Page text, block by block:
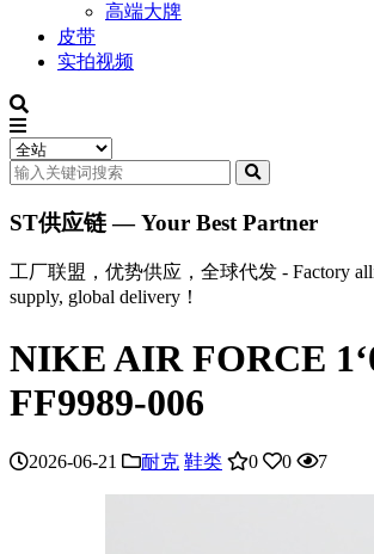
高端大牌
皮带
实拍视频
ST供应链 — Your Best Partner
工厂联盟，优势供应，全球代发 - Factory
supply, global delivery！
NIKE AIR FORCE
FF9989-006
2026-06-21 耐克 鞋类 0 0 7